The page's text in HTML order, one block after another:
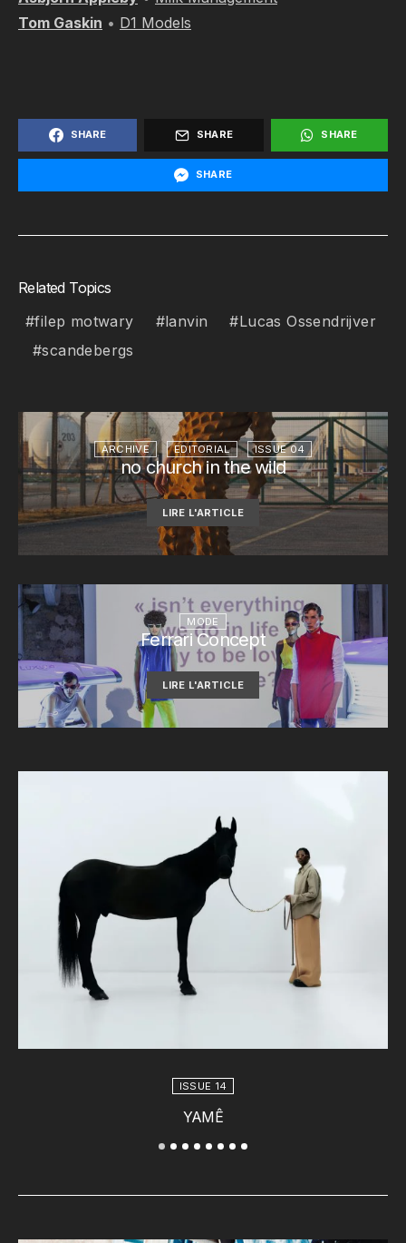
Tom Gaskin • D1 Models
SHARE SHARE SHARE
SHARE
Related Topics
filep motwary
lanvin
Lucas Ossendrijver
scandebergs
ARCHIVE EDITORIAL ISSUE 04
no church in the wild
LIRE L'ARTICLE
MODE
Ferrari Concept
LIRE L'ARTICLE
ISSUE 14
YAMÊ